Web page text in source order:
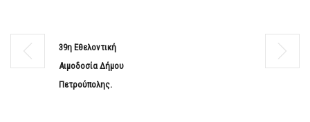
39η Εθελοντική
Αιμοδοσία Δήμου
Πετρούπολης.